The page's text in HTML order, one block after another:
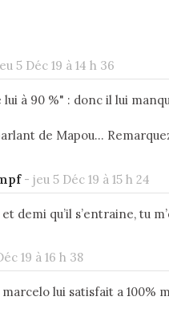
5 Déc 19 à 14 h 36
lui à 90 %" : donc il lui
de Mapou...
- jeu 5 Déc 19 à 15 h 24
demi qu’il s’entraine, tu
19 à 16 h 38
lui satisfait a 100%